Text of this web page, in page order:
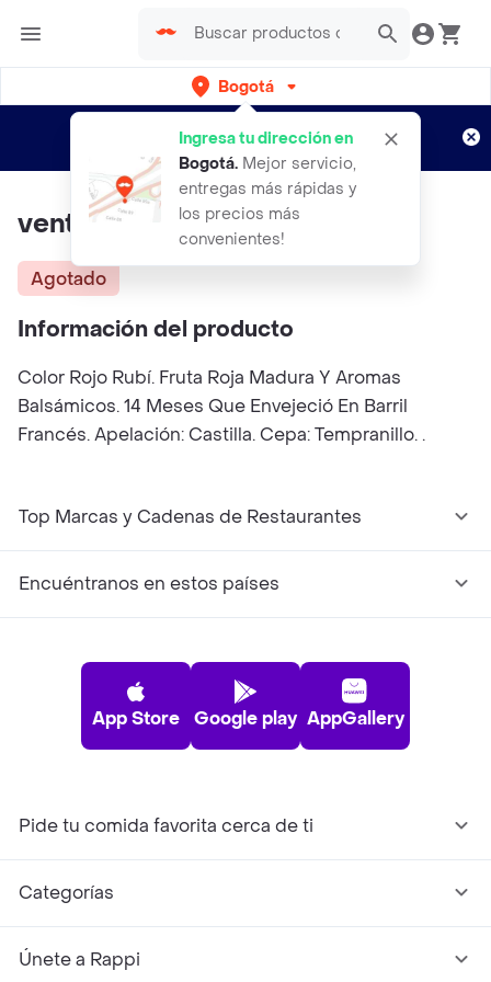
Bogotá
Ingresa tu dirección en
Bogotá. Mejor servicio,
entregas más rápidas y
los precios más
convenientes!
envíos gratis por semanas
Aplican TyC
venta la ossa Vino Tinto
Agotado
Información del producto
Color Rojo Rubí. Fruta Roja Madura Y Aromas
Balsámicos. 14 Meses Que Envejeció En Barril
Francés. Apelación: Castilla. Cepa: Tempranillo. .
Top Marcas y Cadenas de Restaurantes
Encuéntranos en estos países
App Store Google play AppGallery
Pide tu comida favorita cerca de ti
Categorías
Únete a Rappi